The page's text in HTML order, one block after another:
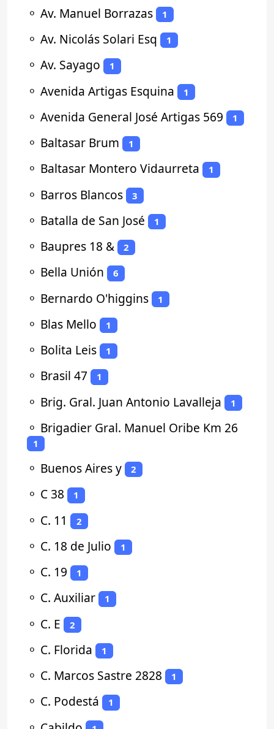
⚬ Av. Manuel Borrazas 1
⚬ Av. Nicolás Solari Esq 1
⚬ Av. Sayago 1
⚬ Avenida Artigas Esquina 1
⚬ Avenida General José Artigas 569 1
⚬ Baltasar Brum 1
⚬ Baltasar Montero Vidaurreta 1
⚬ Barros Blancos 3
⚬ Batalla de San José 1
⚬ Baupres 18 & 2
⚬ Bella Unión 6
⚬ Bernardo O'higgins 1
⚬ Blas Mello 1
⚬ Bolita Leis 1
⚬ Brasil 47 1
⚬ Brig. Gral. Juan Antonio Lavalleja 1
⚬ Brigadier Gral. Manuel Oribe Km 26
1
⚬ Buenos Aires y 2
⚬ C 38 1
⚬ C. 11 2
⚬ C. 18 de Julio 1
⚬ C. 19 1
⚬ C. Auxiliar 1
⚬ C. E 2
⚬ C. Florida 1
⚬ C. Marcos Sastre 2828 1
⚬ C. Podestá 1